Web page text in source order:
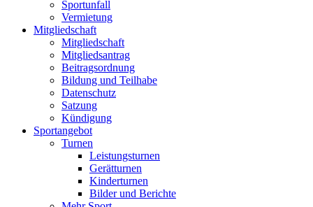
Sportunfall
Vermietung
Mitgliedschaft
Mitgliedschaft
Mitgliedsantrag
Beitragsordnung
Bildung und Teilhabe
Datenschutz
Satzung
Kündigung
Sportangebot
Turnen
Leistungsturnen
Gerätturnen
Kinderturnen
Bilder und Berichte